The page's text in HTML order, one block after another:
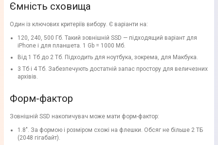
Ємність сховища
Один із ключових критеріїв вибору. Є варіанти на:
120, 240, 500 Гб. Такий зовнішній SSD — підходящий варіант для
iPhone і для планшета. 1 Gb = 1000 Мб.
Від 1 Тб до 2 Тб. Підходить для ноутбука, зокрема, для Макбука.
3 Тб і 4 Тб. Забезпечують достатній запас простору для величезних
архівів.
Форм-фактор
Зовнішній SSD накопичувач може мати форм-фактор:
1.8". За формою і розміром схожі на флешки. Обсяг не більше 2 ТБ
(2048 гігабайт).